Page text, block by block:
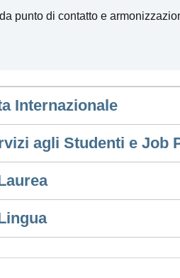
punto di contatto e
Internazionale
agli Studenti e Job